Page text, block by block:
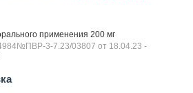
применения 200 мг
3-7.23/03807 от 18.04.23 -